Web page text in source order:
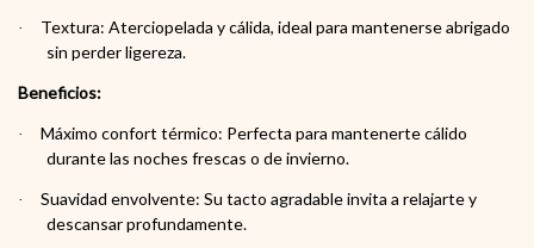
·
Textura: Aterciopelada y cálida, ideal para mantenerse abrigado
sin perder ligereza.
Beneficios:
·
Máximo confort térmico: Perfecta para mantenerte cálido
durante las noches frescas o de invierno.
·
Suavidad envolvente: Su tacto agradable invita a relajarte y
descansar profundamente.